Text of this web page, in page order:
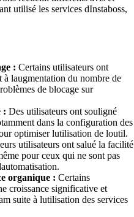
utilisé les services dInstaboss,
: Certains utilisateurs ont
laugmentation du nombre de
de blocage sur
: Des utilisateurs ont souligné
dans la configuration des
optimiser lutilisation de loutil.
utilisateurs ont salué la facilité
pour ceux qui ne sont pas
organique : Certains
croissance significative et
suite à lutilisation des services